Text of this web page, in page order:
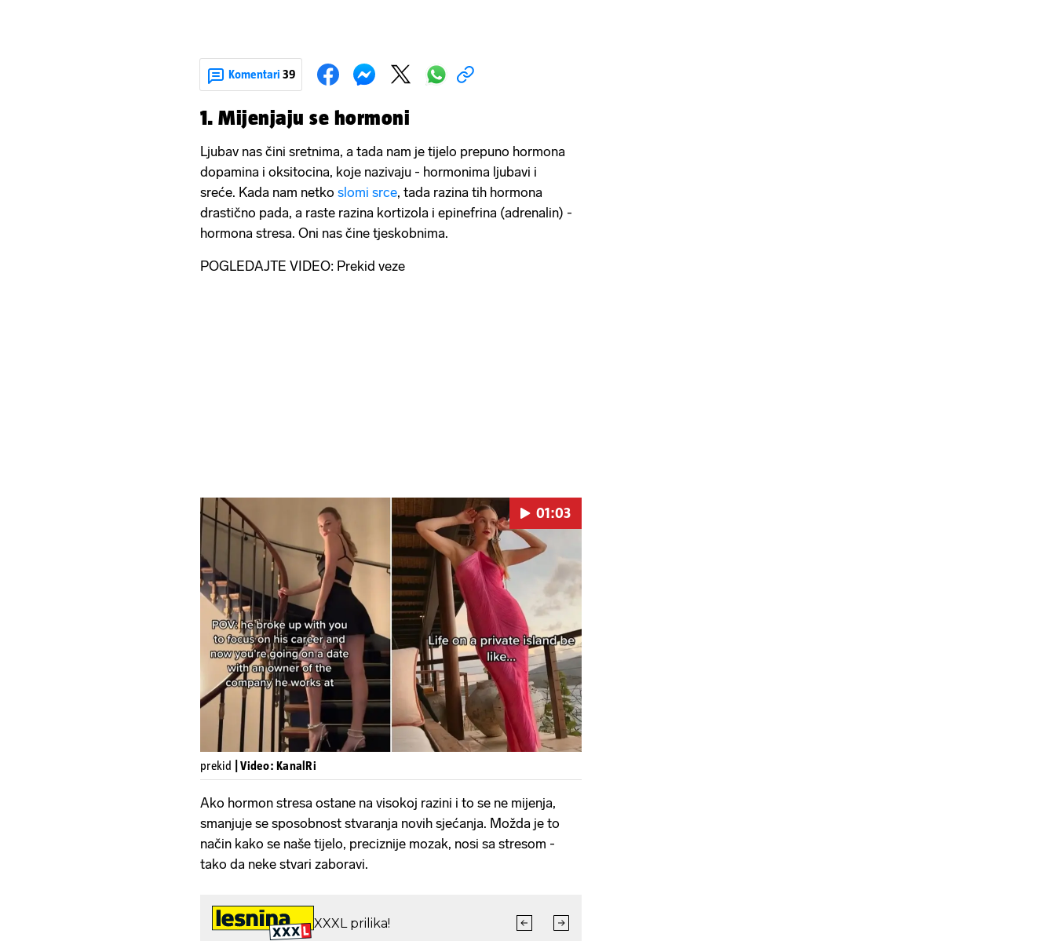
Komentari 39
1. Mijenjaju se hormoni
Ljubav nas čini sretnima, a tada nam je tijelo prepuno hormona
dopamina i oksitocina, koje nazivaju - hormonima ljubavi i
sreće. Kada nam netko slomi srce, tada razina tih hormona
drastično pada, a raste razina kortizola i epinefrina (adrenalin) -
hormona stresa. Oni nas čine tjeskobnima.
POGLEDAJTE VIDEO: Prekid veze
Pokretanje videa...
01:03
prekid | Video: KanalRi
Ako hormon stresa ostane na visokoj razini i to se ne mijenja,
smanjuje se sposobnost stvaranja novih sjećanja. Možda je to
način kako se naše tijelo, preciznije mozak, nosi sa stresom -
tako da neke stvari zaboravi.